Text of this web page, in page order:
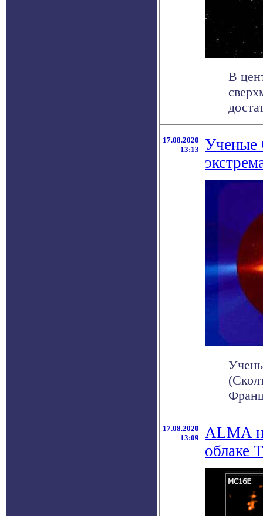
В
17.08.2020
13:13
Ученые
17.08.2020
13:09
ALMA
облаке